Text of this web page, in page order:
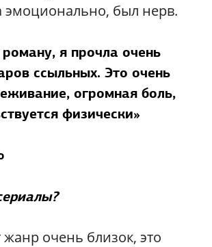
эмоционально, был нерв.
роману, я прочла очень
ссыльных. Это очень
огромная боль,
физически»
очень близок, это